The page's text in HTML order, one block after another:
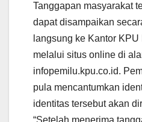
Tanggapan masyarakat
dapat disampaikan
langsung ke Kantor
melalui situs online di
infopemilu.kpu.co.id.
pula mencantumkan
identitas tersebut akan